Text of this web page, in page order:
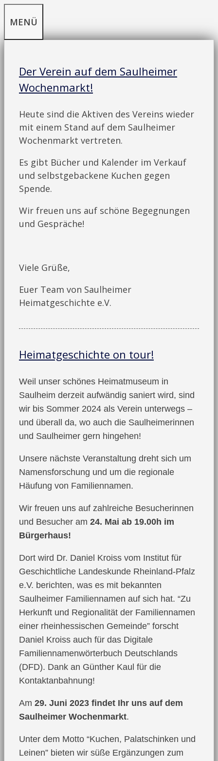
Inhalt
springen
MENÜ
Der Verein auf dem Saulheimer
Wochenmarkt!
Heute sind die Aktiven des Vereins wieder
mit einem Stand auf dem Saulheimer
Wochenmarkt vertreten.
Es gibt Bücher und Kalender im Verkauf
und selbstgebackene Kuchen gegen
Spende.
Wir freuen uns auf schöne Begegnungen
und Gespräche!
Viele Grüße,
Euer Team von Saulheimer
Heimatgeschichte e.V.
Heimatgeschichte on tour!
Weil unser schönes Heimatmuseum in
Saulheim derzeit aufwändig saniert wird, sind
wir bis Sommer 2024 als Verein unterwegs –
und überall da, wo auch die Saulheimerinnen
und Saulheimer gern hingehen!
Unsere nächste Veranstaltung dreht sich um
Namensforschung und um die regionale
Häufung von Familiennamen.
Wir freuen uns auf zahlreiche Besucherinnen
und Besucher am 24. Mai ab 19.00h im
Bürgerhaus!
Dort wird Dr. Daniel Kroiss vom Institut für
Geschichtliche Landeskunde Rheinland-Pfalz
e.V. berichten, was es mit bekannten
Saulheimer Familiennamen auf sich hat. “Zu
Herkunft und Regionalität der Familiennamen
einer rheinhessischen Gemeinde” forscht
Daniel Kroiss auch für das Digitale
Familiennamenwörterbuch Deutschlands
(DFD). Dank an Günther Kaul für die
Kontaktanbahnung!
Am 29. Juni 2023 findet Ihr uns auf dem
Saulheimer Wochenmarkt.
Unter dem Motto “Kuchen, Palatschinken und
Leinen” bieten wir süße Ergänzungen zum